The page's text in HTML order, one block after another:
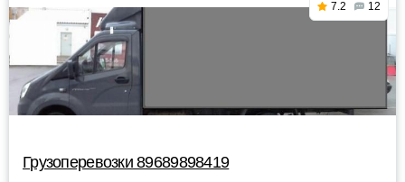
7.2 12
Грузоперевозки 89689898419